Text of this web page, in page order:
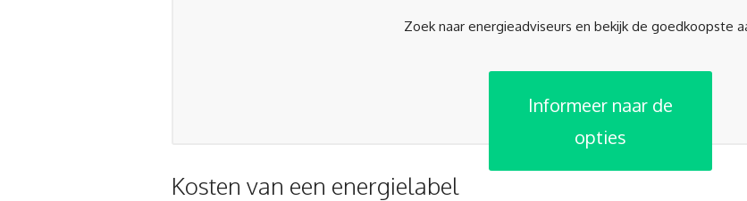
Zoek naar energieadviseurs en bekijk de goedkoopste
Informeer naar de
opties
Kosten van een energielabel